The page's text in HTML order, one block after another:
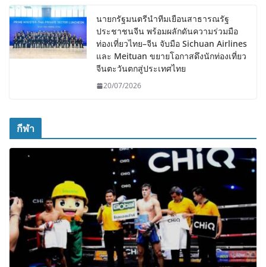
นายกรัฐมนตรีนำทีมเยือนสาธารณรัฐ
ประชาชนจีน พร้อมผลักดันความร่วมมือ
ท่องเที่ยวไทย–จีน จับมือ Sichuan Airlines
และ Meituan ขยายโอกาสดึงนักท่องเที่ยว
จีนตะวันตกสู่ประเทศไทย
20/07/2026
กีฬา